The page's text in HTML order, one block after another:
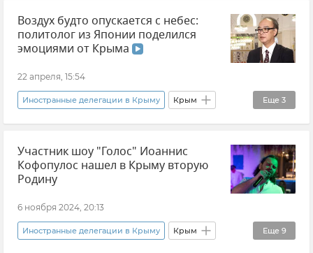
Воздух будто опускается с небес:
политолог из Японии поделился
эмоциями от Крыма
22 апреля, 15:54
Еще 3
Иностранные делегации в Крыму Крым
Япония Новости Крыма
Эксклюзивы РИА Новости Крым
Участник шоу "Голос" Иоаннис
Кофопулос нашел в Крыму вторую
Родину
6 ноября 2024, 20:13
Еще 9
Иностранные делегации в Крыму Крым